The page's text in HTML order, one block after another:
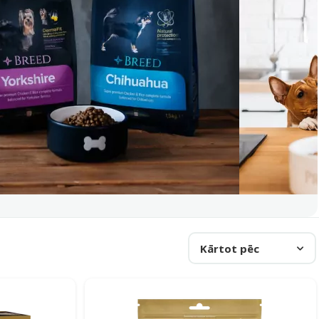
Kārtot pēc